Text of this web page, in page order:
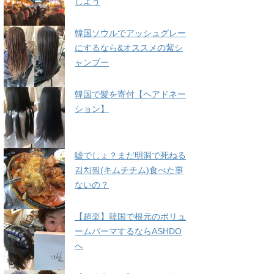
韓国ソウルでアッシュグレー
にするなら&オススメの紫シ
ャンプー
韓国で髪を寄付【ヘアドネー
ション】
嘘でしょ？まだ明洞で死ねる
김치찜(キムチチム)食べた事
ないの？
【超楽】韓国で根元のボリュ
ームパーマするならASHDO
へ